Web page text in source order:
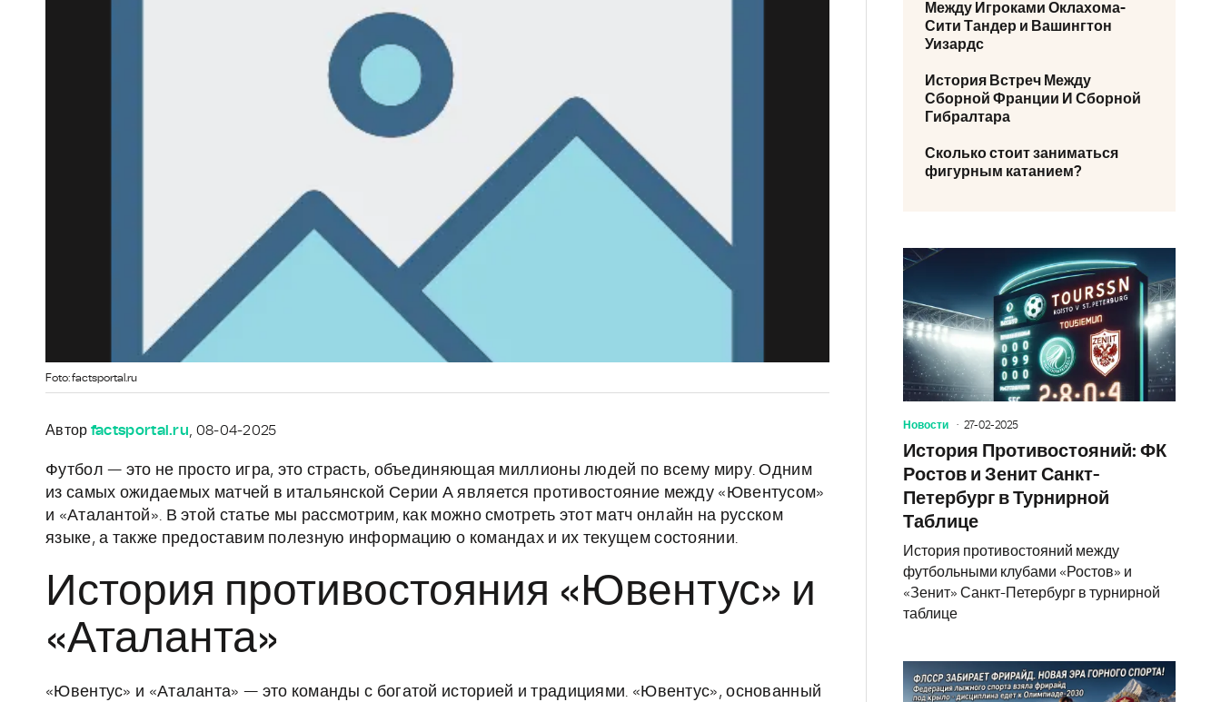
Foto: factsportal.ru
Автор factsportal.ru, 08-04-2025
Футбол — это не просто игра, это страсть, объединяющая миллионы людей по всему миру. Одним
из самых ожидаемых матчей в итальянской Серии А является противостояние между «Ювентусом»
и «Аталантой». В этой статье мы рассмотрим, как можно смотреть этот матч онлайн на русском
языке, а также предоставим полезную информацию о командах и их текущем состоянии.
История противостояния «Ювентус» и
«Аталанта»
«Ювентус» и «Аталанта» — это команды с богатой историей и традициями. «Ювентус», основанный
Между Игроками Оклахома-
Сити Тандер и Вашингтон
Уизардс
История Встреч Между
Сборной Франции И Сборной
Гибралтара
Сколько стоит заниматься
фигурным катанием?
Новости 27-02-2025
История Противостояний: ФК
Ростов и Зенит Санкт-
Петербург в Турнирной
Таблице
История противостояний между
футбольными клубами «Ростов» и
«Зенит» Санкт-Петербург в турнирной
таблице